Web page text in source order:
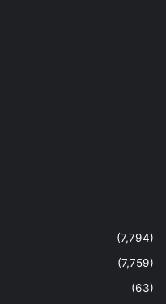
(7,794)
(7,759)
(63)